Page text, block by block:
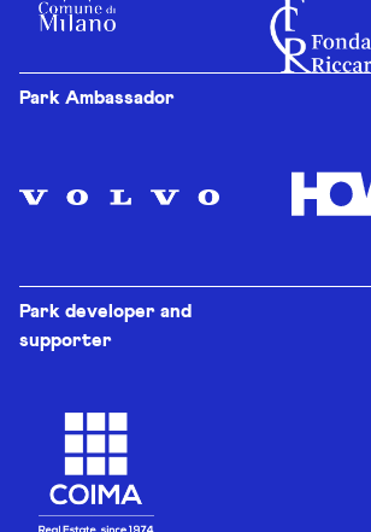
Park Ambassador
Park developer and
supporter